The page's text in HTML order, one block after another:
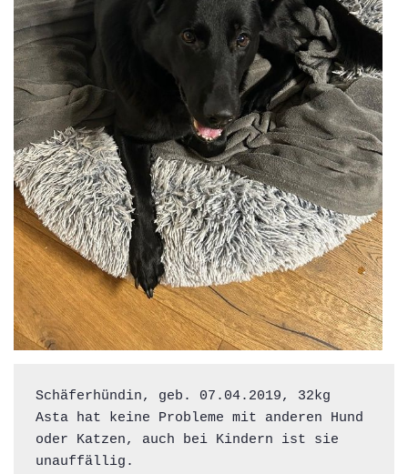
Schäferhündin, geb. 07.04.2019, 32kg
Asta hat keine Probleme mit anderen Hund
oder Katzen, auch bei Kindern ist sie
unauffällig.